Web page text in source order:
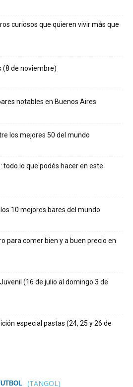
curiosos que quieren vivir más que
(8 de noviembre)
notables en Buenos Aires
los mejores 50 del mundo
todo lo que podés hacer en este
10 mejores bares del mundo
para comer bien y a buen precio en
(16 de julio al domingo 3 de
especial pastas (24, 25 y 26 de
(TANGOL)